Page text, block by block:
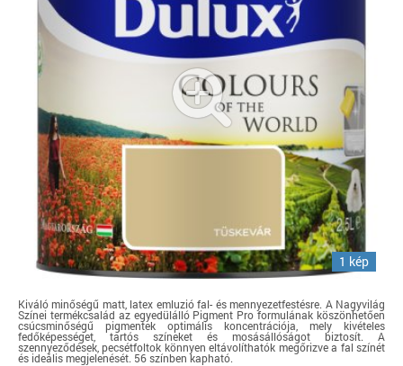
1 kép
Kiváló minőségű matt, latex emluzió fal- és mennyezetfestésre. A Nagyvilág
Színei termékcsalád az egyedülálló Pigment Pro formulának köszönhetően
csúcsminőségű pigmentek optimális koncentrációja, mely kivételes
fedőképességet, tartós színeket és mosásállóságot biztosít. A
szennyeződések, pecsétfoltok könnyen eltávolíthatók megőrizve a fal színét
és ideális megjelenését. 56 színben kapható.